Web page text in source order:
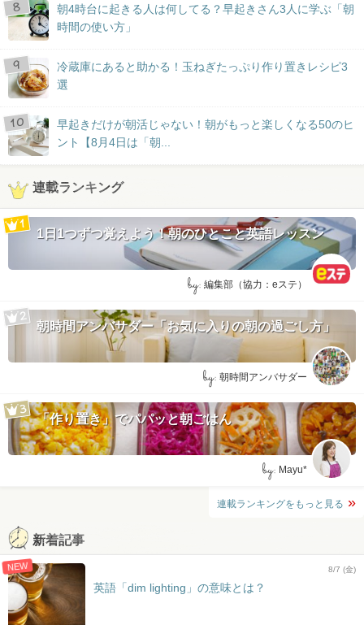
朝4時台に起きる人は何してる？早起きさん3人に学ぶ「朝
時間の使い方」
冷蔵庫にあると助かる！玉ねぎたっぷり作り置きレシピ3
選
早起きだけが朝活じゃない！朝がもっと楽しくなる50のヒ
ント【8月4日は「朝...
連載ランキング
1日1つずつ覚えよう！朝のひとこと英語レッスン
by: 編集部（協力：eステ）
朝時間アンバサダー「お気に入りの朝の過ごし方」
by: 朝時間アンバサダー
「作り置き」でパパッと朝ごはん
by: Mayu*
連載ランキングをもっと見る
新着記事
NEW 8/7 (金)
英語「dim lighting」の意味とは？